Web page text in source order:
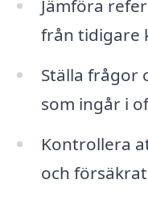
Jämföra
från tidigare
Ställa frågor
som ingår i
Kontrollera
och